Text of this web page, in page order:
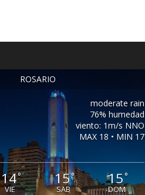
ROSARIO
moderate rain
76% humedad
viento: 1m/s NNO
MAX 18 • MIN 17
14°
VIE
15°
SAB
15°
DOM